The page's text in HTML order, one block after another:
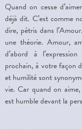
Quand on cesse
déjà dit. C’est comme
dire, pétris dans
une théorie. Amour,
d’abord à
prochain, à votre façon
et humilité sont
vie. Car quand on
est humble devant la